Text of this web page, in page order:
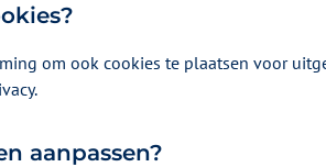
om ook cookies te plaatsen voor
aanpassen?